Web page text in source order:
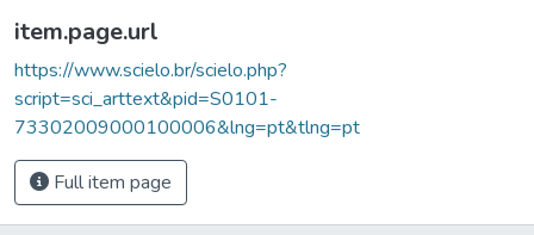
item.page.url
https://www.scielo.br/scielo.php?
script=sci_arttext&pid=S0101-
73302009000100006&lng=pt&tlng=pt
Full item page